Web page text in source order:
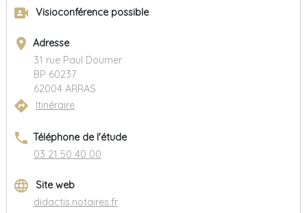
video_camera_front Visioconférence possible
place Adresse
31 rue Paul Doumer
BP 60237
62004 ARRAS
directions Itinéraire
phone Téléphone de l'étude
03 21 50 40 00
language
Site web
didactis.notaires.fr